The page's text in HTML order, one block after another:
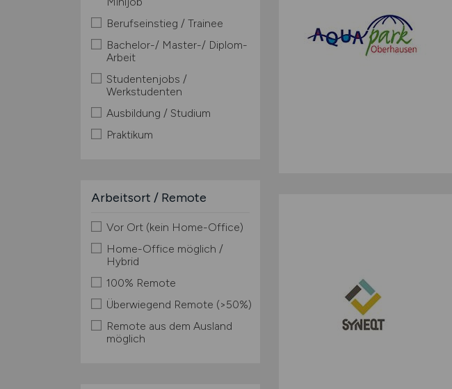
Berufseinstieg / Trainee
Bachelor-/ Master-/ Diplom-
Arbeit
Studentenjobs /
Werkstudenten
Ausbildung / Studium
Praktikum
Arbeitsort / Remote
Vor Ort (kein Home-Office)
Home-Office möglich /
Hybrid
100% Remote
Überwiegend Remote (>50%)
Remote aus dem Ausland
möglich